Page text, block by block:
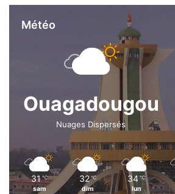
i
b
Météo
Ouagadougou
Nuages Dispersés
31 ℃
sam
32 ℃
dim
34 ℃
lun